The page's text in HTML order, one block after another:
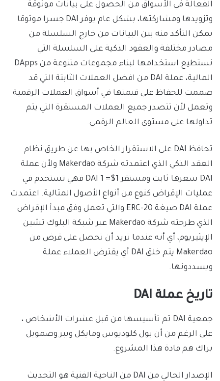
الفعالة في الأسواق من الحصول على بيانات موثوقة
وتزويدها ومشاركتها، بشكل عام يوفر DAI جسرا موثوقا
يمكن التأكد منه بين البيانات من خارج السلسلة من
مصادر مختلفة والعقود الذكية على السلسلة التي
نستطيع استخدامها لبناء مجموعات متنوعة من DApps
المالية، عملة DAI من افضل العملات الثابتة التي قد
صممت للحفاظ على قيمتها في أسواق العملات الرقمية
وتعمل لأن تتصدر جميع العملات المستقرة التي يتم
تداولها على مستوى العالم الرقمي.
تحافظ DAI على الاستقرار الخاص بها عن طريق نظام
العقد الذكي الذي اعتمدته شركة Makerdao ولأن عملة
DAI سعرها ثابت ومستقر 1$= 1 DAI فهي تستخدم في
عمليات الإقراض كنوع من أنواع الأصول المثالية. اعتمدت
عملة DAI صيغة ERC-20 والتي تعمل وفق مبدأ الإقراض
الذي طرحته شركة Makerdao عبر شبكة البلوك تشين
الإيثيريوم، أي أنه عندما تريد أن تحصل على قرض من
Makerdao يتم خلق DAI أي يقترض العملاء عملة
ويسددونها.
تاريخ عملة DAI
جمعية DAI تم تأسيسها من قبل عشرات الأشخاص ،
على الرغم من أن بول كلوديوس ومايكل ويبر وصمويل
براك هم قادة هذا المشروع.
الإصدار الحالي من DAI من الناحية الفنية هو التحديث